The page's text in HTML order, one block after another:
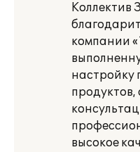
Коллектив
компании
настройку
продуктов,
высокое